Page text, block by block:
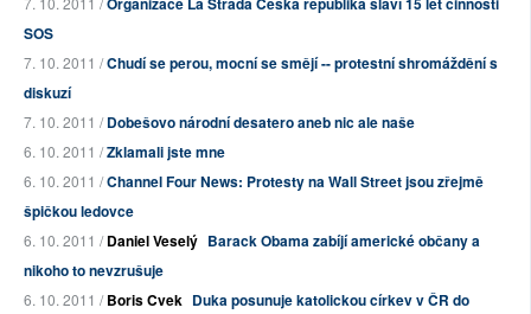
SOS
7. 10. 2011 /Chudí se perou, mocní se smějí -- protestní shromáždění s
diskuzí
7. 10. 2011 /Dobešovo národní desatero aneb nic ale naše
6. 10. 2011 /Zklamali jste mne
6. 10. 2011 /Channel Four News: Protesty na Wall Street jsou zřejmě
špičkou ledovce
6. 10. 2011 /Daniel Veselý Barack Obama zabíjí americké občany a
nikoho to nevzrušuje
6. 10. 2011 /Boris Cvek Duka posunuje katolickou církev v ČR do